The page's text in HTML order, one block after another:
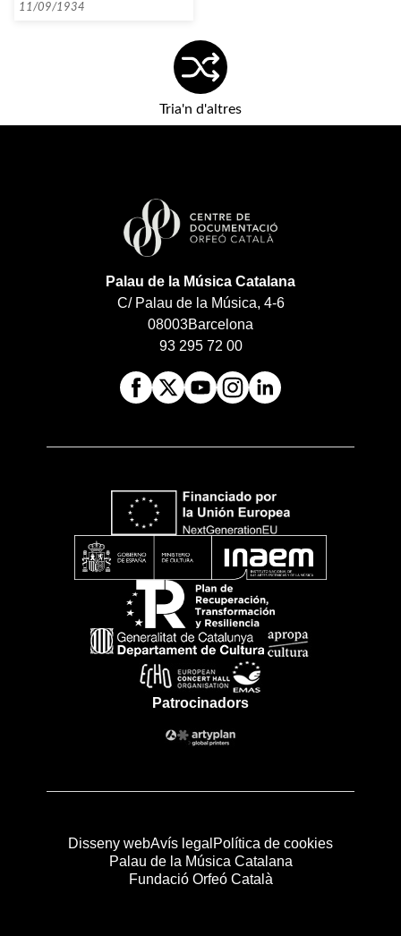
11/09/1934
Tria'n d'altres
Palau de la Música Catalana
C/ Palau de la Música, 4-6
08003Barcelona
93 295 72 00
Patrocinadors
Disseny webAvís legal Política de cookies
Palau de la Música Catalana
Fundació Orfeó Català